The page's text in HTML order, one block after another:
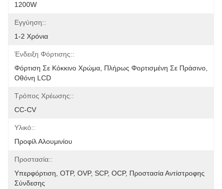
1200W
Εγγύηση::
1-2 Χρόνια
Ένδειξη Φόρτισης::
Φόρτιση Σε Κόκκινο Χρώμα, Πλήρως Φορτισμένη Σε Πράσινο,
Οθόνη LCD
Τρόπος Χρέωσης::
CC-CV
Υλικό::
Προφίλ Αλουμινίου
Προστασία::
Υπερφόρτιση, OTP, OVP, SCP, OCP, Προστασία Αντίστροφης
Σύνδεσης